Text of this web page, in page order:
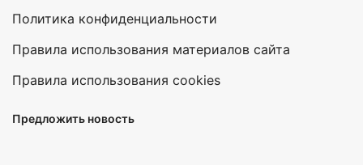
Политика конфиденциальности
Правила использования материалов сайта
Правила использования cookies
Предложить новость